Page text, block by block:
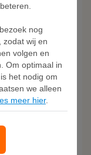
nog
zodat wij en
volgen en
Om optimaal in
het nodig om
we alleen
meer hier.